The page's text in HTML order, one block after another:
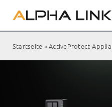
Inhalt
springen
Startseite »ActiveProtect-